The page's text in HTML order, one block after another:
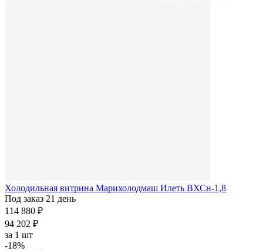
Холодильная витрина Марихолодмаш Илеть ВХСн-1,8
Под заказ 21 день
114 880 ₽
94 202 ₽
за 1 шт
-18%